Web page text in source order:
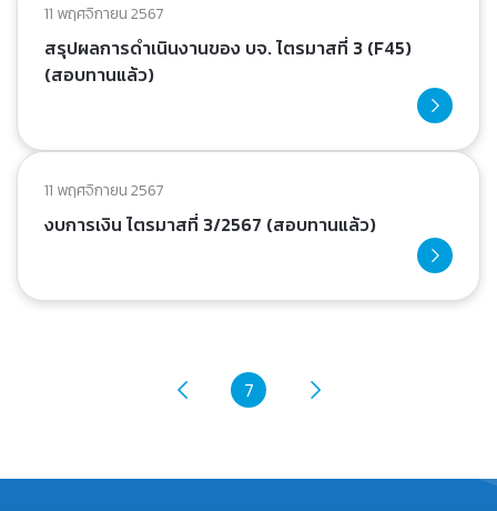
11 พฤศจิกายน 2567
สรุปผลการดำเนินงานของ บจ. ไตรมาสที่ 3 (F45)
(สอบทานแล้ว)
11 พฤศจิกายน 2567
งบการเงิน ไตรมาสที่ 3/2567 (สอบทานแล้ว)
7